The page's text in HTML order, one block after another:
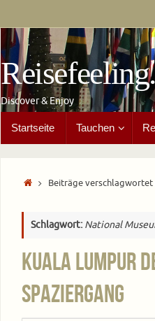
Discover & Enjoy
Inhalt
springen
Startseite Tauchen
StartBeiträge
Schlagwort: National
Kuala Lumpur
Spaziergang